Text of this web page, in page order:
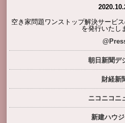
空き家問題ワンストップ解決サービ
を発行いたし
朝日新聞デ
財経新
ニコニコニ
新建ハウ